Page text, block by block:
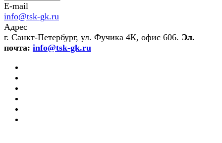
E-mail
info@tsk-gk.ru
Адрес
г. Санкт-Петербург, ул. Фучика 4К, офис 606. Эл.
почта: info@tsk-gk.ru